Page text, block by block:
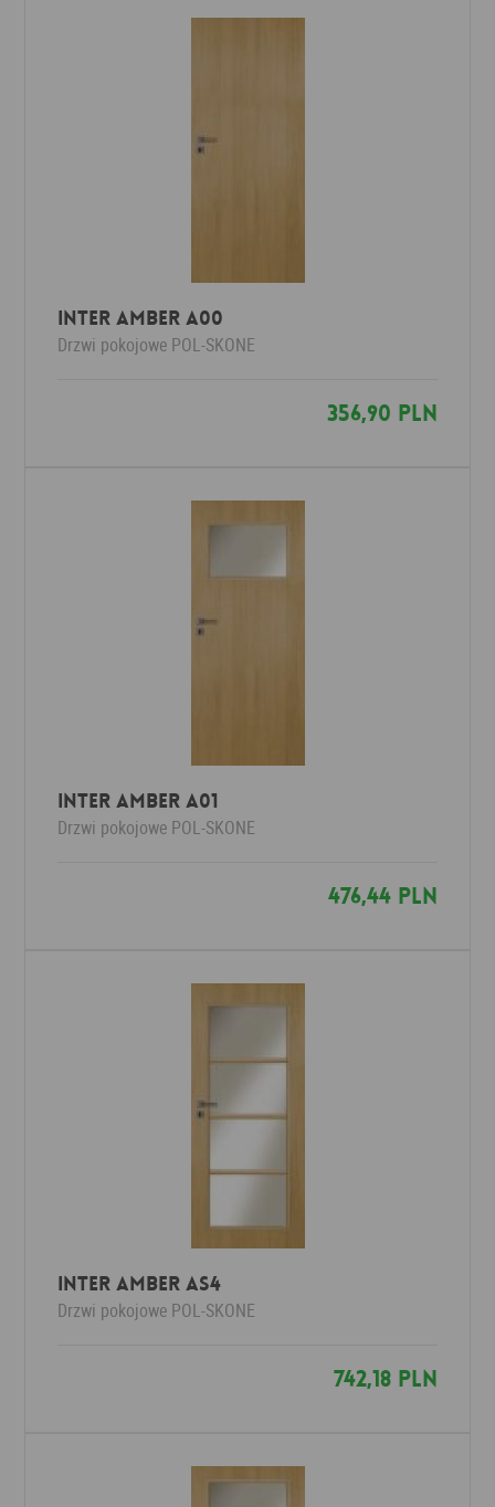
Inter Amber A00
Drzwi pokojowe POL-SKONE
356,90 PLN
Inter Amber A01
Drzwi pokojowe POL-SKONE
476,44 PLN
Inter Amber AS4
Drzwi pokojowe POL-SKONE
742,18 PLN